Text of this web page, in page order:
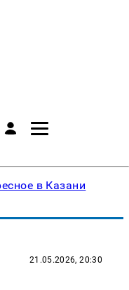
в Казани
21.05.2026, 20:30